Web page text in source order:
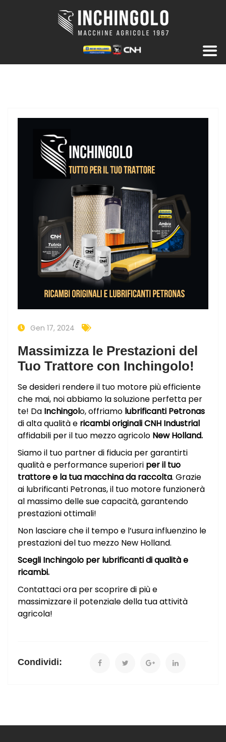
Gen 17, 2024
Massimizza le Prestazioni del
Tuo Trattore con Inchingolo!
Se desideri rendere il tuo motore più efficiente
che mai, noi abbiamo la soluzione perfetta per
te! Da Inchingolo, offriamo lubrificanti Petronas
di alta qualità e ricambi originali CNH Industrial
affidabili per il tuo mezzo agricolo New Holland.
Siamo il tuo partner di fiducia per garantirti
qualità e performance superiori per il tuo
trattore e la tua macchina da raccolta. Grazie
ai lubrificanti Petronas, il tuo motore funzionerà
al massimo delle sue capacità, garantendo
prestazioni ottimali!
Non lasciare che il tempo e l’usura influenzino le
prestazioni del tuo mezzo New Holland.
Scegli Inchingolo per lubrificanti di qualità e
ricambi.
Contattaci ora per scoprire di più e
massimizzare il potenziale della tua attività
agricola!
Condividi: